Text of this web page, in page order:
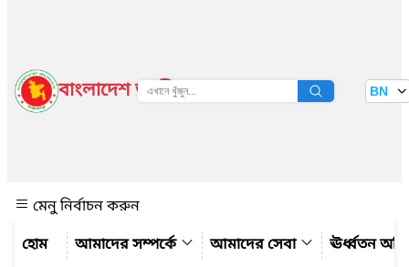
বাংলাদেশ জাতীয় তথ্য বাতায়ন BN
মেনু নির্বাচন করুন
আমাদের সম্পর্কে
আমাদের সেবা ঊর্ধ্বতন